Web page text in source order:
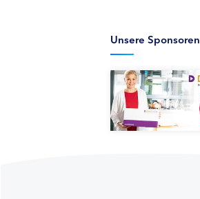
Unsere Sponsoren